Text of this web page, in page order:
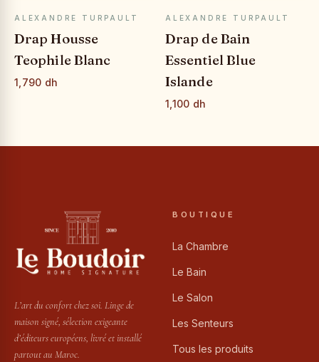
APERÇU RAPIDE
ALEXANDRE TURPAULT
Drap Housse
Teophile Blanc
1,790 dh
APERÇU RAPIDE
ALEXANDRE TURPAULT
Drap de Bain
Essentiel Blue
Islande
1,100 dh
L’art du confort chez soi. Linge de
maison signé, sélection exigeante
d’éditeurs européens, livré et installé
partout au Maroc.
BOUTIQUE
La Chambre
Le Bain
Le Salon
Les Senteurs
Tous les produits